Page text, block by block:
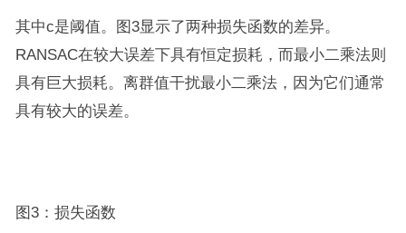
其中c是阈值。图3显示了两种损失函数的差异。
RANSAC在较大误差下具有恒定损耗，而最小二乘法则
具有巨大损耗。离群值干扰最小二乘法，因为它们通常
具有较大的误差。
图3：损失函数